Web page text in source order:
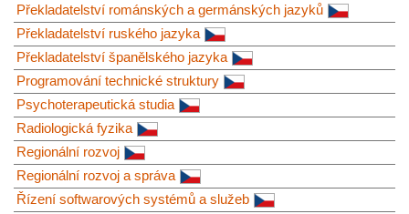
Překladatelství románských a germánských jazyků
Překladatelství ruského jazyka
Překladatelství španělského jazyka
Programování technické struktury
Psychoterapeutická studia
Radiologická fyzika
Regionální rozvoj
Regionální rozvoj a správa
Řízení softwarových systémů a služeb